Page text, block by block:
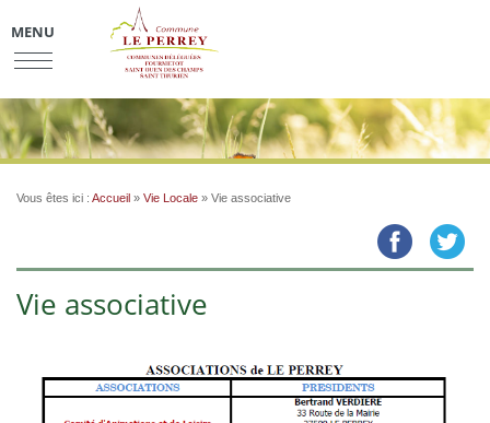
MENU
Vous êtes ici : Accueil » Vie Locale » Vie associative
Vie associative